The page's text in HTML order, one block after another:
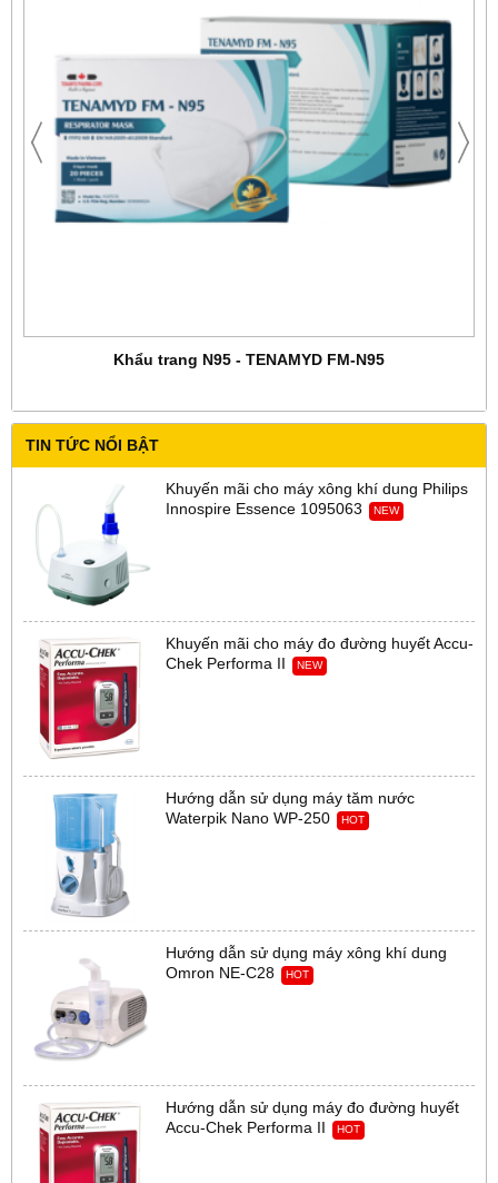
Khẩu trang N95 - TENAMYD FM-N95
TIN TỨC NỔI BẬT
Khuyến mãi cho máy xông khí dung Philips
Innospire Essence 1095063
NEW
Khuyến mãi cho máy đo đường huyết Accu-
Chek Performa II
NEW
Hướng dẫn sử dụng máy tăm nước
Waterpik Nano WP-250
HOT
Hướng dẫn sử dụng máy xông khí dung
Omron NE-C28
HOT
Hướng dẫn sử dụng máy đo đường huyết
Accu-Chek Performa II
HOT